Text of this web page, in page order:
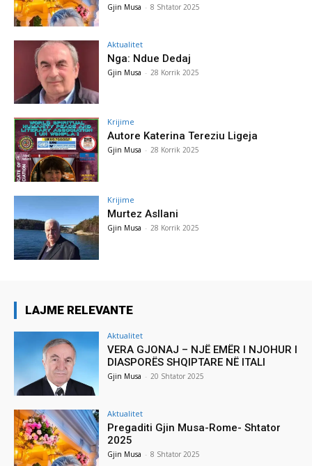
Gjin Musa - 8 Shtator 2025
Aktualitet
Nga: Ndue Dedaj
Gjin Musa - 28 Korrik 2025
Krijime
Autore Katerina Tereziu Ligeja
Gjin Musa - 28 Korrik 2025
Krijime
Murtez Asllani
Gjin Musa - 28 Korrik 2025
LAJME RELEVANTE
Aktualitet
VERA GJONAJ – NJË EMËR I NJOHUR I
DIASPORËS SHQIPTARE NË ITALI
Gjin Musa - 20 Shtator 2025
Aktualitet
Pregaditi Gjin Musa-Rome- Shtator
2025
Gjin Musa - 8 Shtator 2025